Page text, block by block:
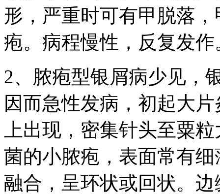
形，严重时可有甲脱落
疱。病程慢性，反复发作
2、脓疱型银屑病少见，
因而急性发病，初起大
上出现，密集针头至粟
菌的小脓疱，表面常有
融合，呈环状或回状。